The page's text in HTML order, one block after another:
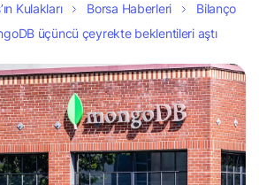
Kulakları Borsa Haberleri
Bilanço
üçüncü çeyrekte beklentileri aştı